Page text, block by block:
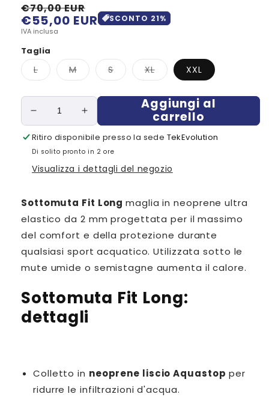
Prezzo
di
listino
€55,00 EUR
Prezzo
scontato
€70,00 EUR
IVA inclusa
SCONTO 21%
Taglia
LVariante
esaurita
non
MVariante
esaurita
non
disponibile
SVariante
esaurita
non
disponibile
XLVariante
esaurita
non
disponibile
XXL
Diminuisci
quantità
per
Sottomuta
Fit
Aumenta
quantità
per
Sottomuta
Fit
Aggiungi al
carrello
Ritiro disponibile presso la sede TekEvolution
Di solito pronto in 2 ore
Visualizza i dettagli del negozio
Sottomuta Fit Longmaglia in neoprene ultra
elastico da 2 mm progettata per il massimo
del comfort e della protezione durante
qualsiasi sport acquatico. Utilizzata sotto le
mute umide o semistagne aumenta il calore.
Sottomuta Fit Long:
dettagli
Colletto in neoprene liscio Aquastop per
ridurre le infiltrazioni d'acqua.